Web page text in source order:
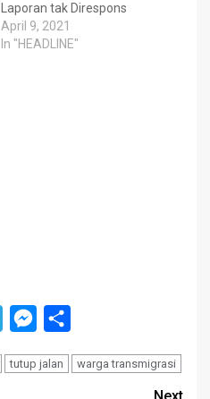
Laporan tak Direspons
April 9, 2021
In "HEADLINE"
TelegramMessenger
tutup jalan warga transmigrasi